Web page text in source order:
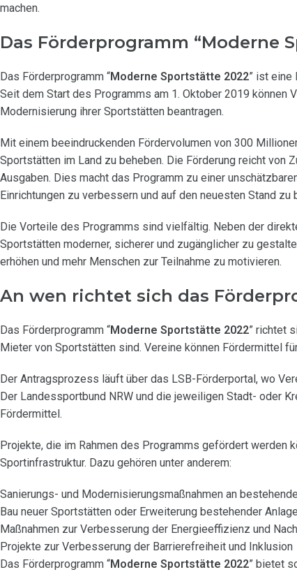
machen.
Das Förderprogramm “Moderne
Das Förderprogramm “Moderne Sportstätte 2022” ist eine
Seit dem Start des Programms am 1. Oktober 2019 können
Modernisierung ihrer Sportstätten beantragen.
Mit einem beeindruckenden Fördervolumen von 300
Sportstätten im Land zu beheben. Die Förderung reicht von
Ausgaben. Dies macht das Programm zu einer
Einrichtungen zu verbessern und auf den neuesten Stand zu
Die Vorteile des Programms sind vielfältig. Neben der
Sportstätten moderner, sicherer und zugänglicher zu
erhöhen und mehr Menschen zur Teilnahme zu motivieren.
An wen richtet sich das
Das Förderprogramm “Moderne Sportstätte 2022” richtet
Mieter von Sportstätten sind. Vereine können Fördermittel
Der Antragsprozess läuft über das LSB-Förderportal, wo
Der Landessportbund NRW und die jeweiligen Stadt- oder
Fördermittel.
Projekte, die im Rahmen des Programms gefördert werden
Sportinfrastruktur. Dazu gehören unter anderem:
Sanierungs- und Modernisierungsmaßnahmen an
Bau neuer Sportstätten oder Erweiterung bestehender
Maßnahmen zur Verbesserung der Energieeffizienz und
Projekte zur Verbesserung der Barrierefreiheit und Inklusion
Das Förderprogramm “Moderne Sportstätte 2022” bietet